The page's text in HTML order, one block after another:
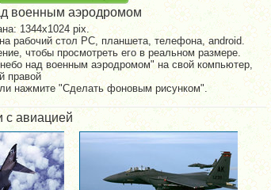
военным аэродромом
1344x1024 pix.
рабочий стол PC, планшета, телефона, android.
чтобы просмотреть его в реальном размере.
над военным аэродромом" на свой компьютер,
правой
нажмите "Сделать фоновым рисунком".
с авиацией